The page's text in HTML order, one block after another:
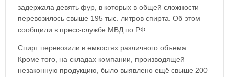
задержала девять фур, в которых в общей сложности
перевозилось свыше 195 тыс. литров спирта. Об этом
сообщили в пресс-службе МВД по РФ.
Спирт перевозили в емкостях различного объема.
Кроме того, на складах компании, производящей
незаконную продукцию, было выявлено ещё свыше 200